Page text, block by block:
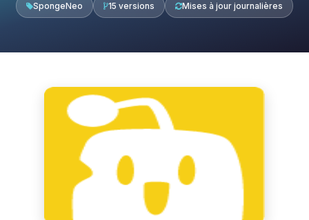
SpongeNeo 15 versions Mises à jour journalières